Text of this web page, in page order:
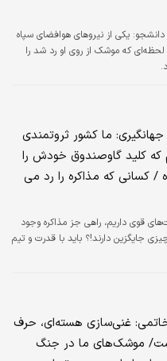
دانشجو: یکی از نیروهای هوافضای سپاه
لحظه‌ای که موشک از روی او رد شد را
ما کشور ثروتمندی
کلید گاوصندوق خودش را
/ کسانی که مذاکره را رد می
قوی داریم، راهی جز مذاکره وجود
جایگزین دارند!؟ باید با قدرت و تیم
غنی‌سازی هسته‌ای، حرف
موشک‌های ما در جنگ